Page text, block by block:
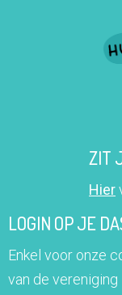
ZIT
Hier
LOGIN OP JE
Enkel voor onze
van de vereniging